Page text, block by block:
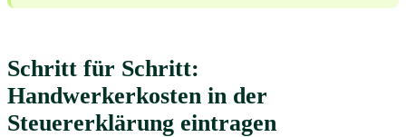
Schritt für Schritt:
Handwerkerkosten in der
Steuererklärung eintragen